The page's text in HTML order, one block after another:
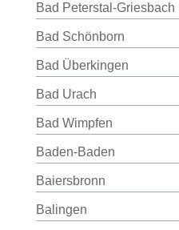
Bad Peterstal-Griesbach
Bad Schönborn
Bad Überkingen
Bad Urach
Bad Wimpfen
Baden-Baden
Baiersbronn
Balingen